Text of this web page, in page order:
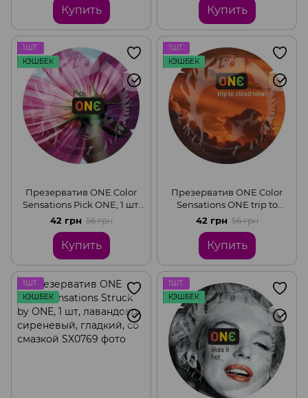
Купить Купить
1ШТ.
КЭШБЕК
Презерватив ONE Color
Sensations Pick ONE, 1 шт,
фиолетовый, гладкий, со
смазкой
42 грн 56 грн
Купить
1ШТ.
КЭШБЕК
Презерватив ONE Color
Sensations ONE trip to
cloud nine, 1 шт,
оранжевый, гладкий, со
смазкой
42 грн 56 грн
Купить
1ШТ.
КЭШБЕК
1ШТ.
КЭШБЕК